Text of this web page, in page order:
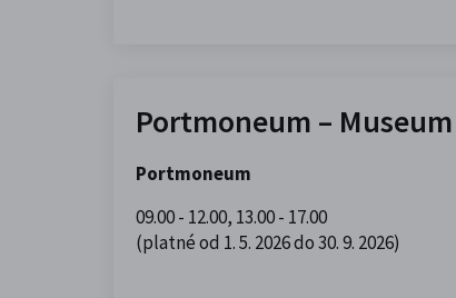
Portmoneum – Museum
Portmoneum
09.00 - 12.00, 13.00 - 17.00
(platné od 1. 5. 2026 do 30. 9. 2026)